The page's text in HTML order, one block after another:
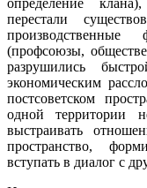
перестали
(профсоюзы,
разрушились
экономическим
постсоветском
одной территории
выстраивать
пространство,
вступать в диалог с